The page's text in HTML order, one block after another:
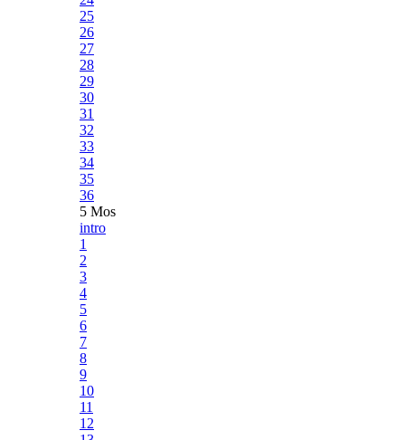
25
26
27
28
29
30
31
32
33
34
35
36
5 Mos
intro
1
2
3
4
5
6
7
8
9
10
11
12